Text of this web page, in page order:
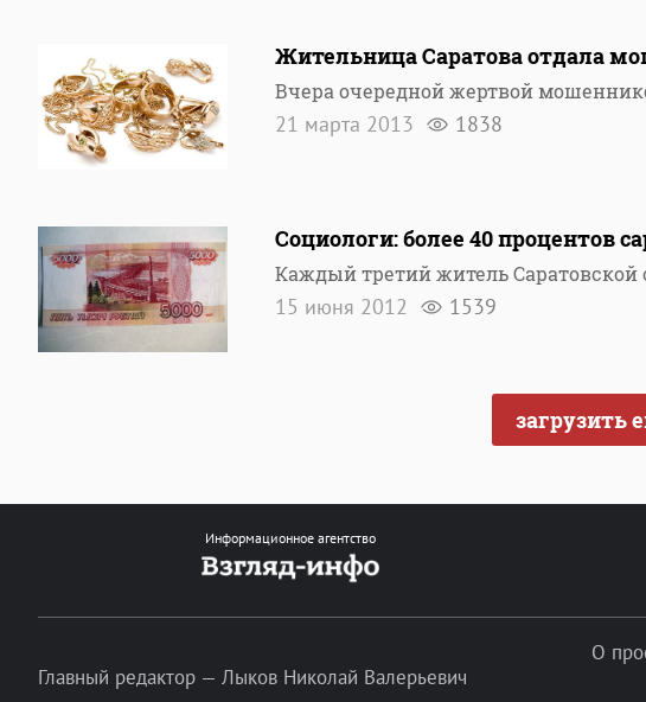
Жительница Саратова отдала
Вчера очередной жертвой
21 марта 2013 1838
Социологи: более 40 процентов
Каждый третий житель Саратовской
15 июня 2012 1539
загрузить
Информационное агентство
Главный редактор — Лыков Николай Валерьевич
О